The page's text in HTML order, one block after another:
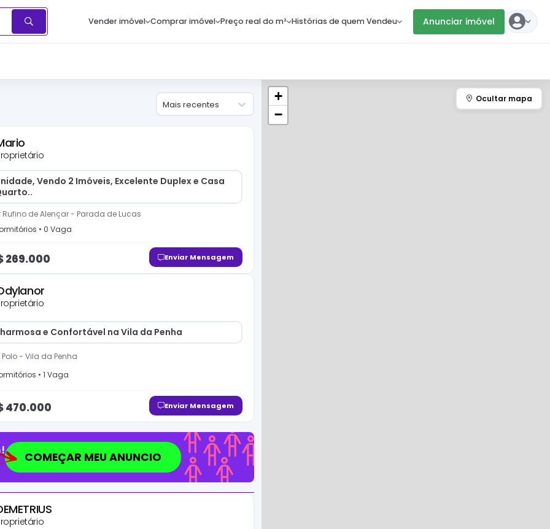
Vender imóvel Comprar imóvel Preço real do m² Histórias de quem Vendeu Anunciar imóvel
Mais recentes
Vendo 2 Imóveis, Excelente Duplex e Casa
Rufino de Alençar- Parada de Lucas
s • 0 Vaga
269.000 Enviar Mensagem
e Confortável na Vila da Penha
- Vila da Penha
s • 1 Vaga
470.000 Enviar Mensagem
COMEÇAR MEU ANUNCIO
+
−